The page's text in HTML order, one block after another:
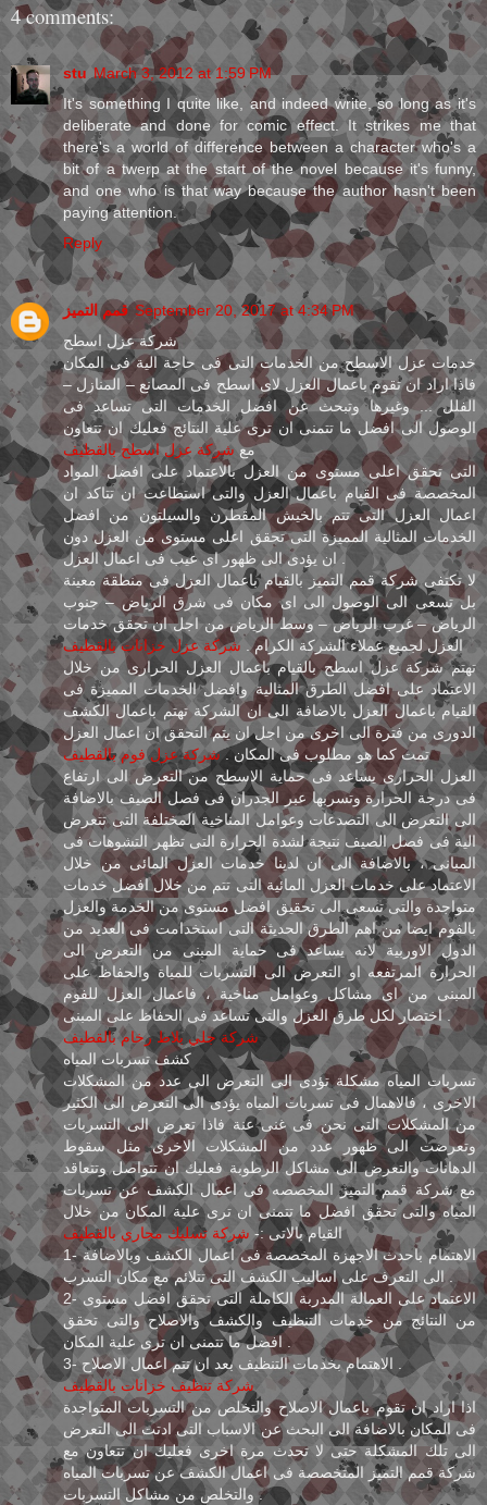
4 comments:
stu March 3, 2012 at 1:59 PM
It's something I quite like, and indeed write, so long as it's
deliberate and done for comic effect. It strikes me that
there's a world of difference between a character who's a
bit of a twerp at the start of the novel because it's funny,
and one who is that way because the author hasn't been
paying attention.
Reply
قمم التميز September 20, 2017 at 4:34 PM
شركة عزل اسطح
خدمات عزل الاسطح من الخدمات التى فى حاجة الية فى المكان
فاذا اراد ان تقوم باعمال العزل لاى اسطح فى المصانع – المنازل –
الفلل ... وغيرها وتبحث عن افضل الخدمات التى تساعد فى
الوصول الى افضل ما تتمنى ان ترى علية النتائج فعليك ان تتعاون
مع شركة عزل اسطح بالقطيف
التى تحقق اعلى مستوى من العزل بالاعتماد على افضل المواد
المخصصة فى القيام باعمال العزل والتى استطاعت ان تتاكد ان
اعمال العزل التى تتم بالخيش المقطرن والسيلتون من افضل
الخدمات المثالية المميزة التى تحقق اعلى مستوى من العزل دون
لا تكتفى شركة قمم التميز بالقيام باعمال العزل فى منطقة معينة
بل تسعى الى الوصول الى اى مكان فى شرق الرياض – جنوب
الرياض – غرب الرياض – وسط الرياض من اجل ان تحقق خدمات
العزل لجميع عملاء الشركة الكرام . شركة عزل خزانات بالقطيف
تهتم شركة عزل اسطح بالقيام باعمال العزل الحرارى من خلال
الاعتماد على افضل الطرق المثالية وافضل الخدمات المميزة فى
القيام باعمال العزل بالاضافة الى ان الشركة تهتم باعمال الكشف
الدورى من فترة الى اخرى من اجل ان يتم التحقق ان اعمال العزل
تمت كما هو مطلوب فى المكان .شركة عزل فوم بالقطيف
العزل الحرارى يساعد فى حماية الاسطح من التعرض الى ارتفاع
فى درجة الحرارة وتسربها عبر الجدران فى فصل الصيف بالاضافة
الى التعرض الى التصدعات وعوامل المناخية المختلفة التى تتعرض
الية فى فصل الصيف نتيجة لشدة الحرارة التى تظهر التشوهات فى
المبانى ، بالاضافة الى ان لدينا خدمات العزل المائى من خلال
الاعتماد على خدمات العزل المائية التى تتم من خلال افضل خدمات
متواجدة والتى تسعى الى تحقيق افضل مستوى من الخدمة والعزل
بالفوم ايضا من اهم الطرق الحديثة التى استخدامت فى العديد من
الدول الاوربية لانه يساعد فى حماية المبنى من التعرض الى
الحرارة المرتفعه او التعرض الى التسربات للمياة والحفاظ على
المبنى من اى مشاكل وعوامل مناخية ، فاعمال العزل للفوم
شركة جلي بلاط رخام بالقطيف
كشف تسربات المياه
تسربات المياه مشكلة تؤدى الى التعرض الى عدد من المشكلات
الاخرى ، فالاهمال فى تسربات المياه يؤدى الى التعرض الى الكثير
من المشكلات التى نحن فى غنى عنة فاذا تعرض الى التسربات
وتعرضت الى ظهور عدد من المشكلات الاخرى مثل سقوط
الدهانات والتعرض الى مشاكل الرطوبة فعليك ان تتواصل وتتعاقد
مع شركة قمم التميز المخصصه فى اعمال الكشف عن تسربات
المياه والتى تحقق افضل ما تتمنى ان ترى علية المكان من خلال
القيام بالاتى :- شركة تسليك مجاري بالقطيف
1- الاهتمام باحدث الاجهزة المخصصة فى اعمال الكشف وبالاضافة
الى التعرف على اساليب الكشف التى تتلائم مع مكان التسرب .
2- الاعتماد على العمالة المدربة الكاملة التى تحقق افضل مستوى
من النتائج من خدمات التنظيف والكشف والاصلاح والتى تحقق
افضل ما تتمنى ان ترى علية المكان .
شركة تنظيف خزانات بالقطيف
اذا اراد ان تقوم باعمال الاصلاح والتخلص من التسربات المتواجدة
فى المكان بالاضافة الى البحث عن الاسباب التى ادتت الى التعرض
الى تلك المشكلة حتى لا تحدث مرة اخرى فعليك ان تتعاون مع
شركة قمم التميز المتخصصة فى اعمال الكشف عن تسربات المياه
والتخلص من مشاكل التسربات .